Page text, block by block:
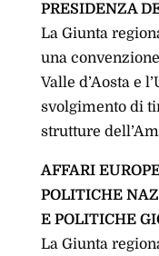
PRESIDENZA
La Giunta
una
Valle d’Aosta e
svolgimento di
strutture
AFFARI
POLITICHE
E POLITICHE
La Giunta